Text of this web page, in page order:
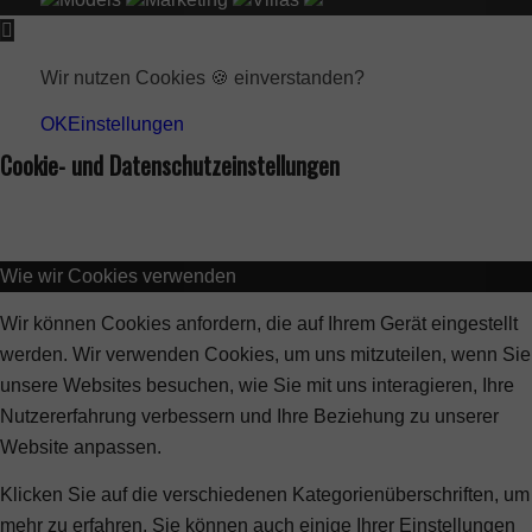
Wir nutzen Cookies 🍪 einverstanden?
OK Einstellungen
Cookie- und Datenschutzeinstellungen
Wie wir Cookies verwenden
Wir können Cookies anfordern, die auf Ihrem Gerät eingestellt
werden. Wir verwenden Cookies, um uns mitzuteilen, wenn Sie
unsere Websites besuchen, wie Sie mit uns interagieren, Ihre
Nutzererfahrung verbessern und Ihre Beziehung zu unserer
Website anpassen.
Klicken Sie auf die verschiedenen Kategorienüberschriften, um
mehr zu erfahren. Sie können auch einige Ihrer Einstellungen